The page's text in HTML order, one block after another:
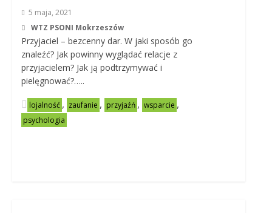
5 maja, 2021
WTZ PSONI Mokrzeszów
Przyjaciel – bezcenny dar. W jaki sposób go
znaleźć? Jak powinny wyglądać relacje z
przyjacielem? Jak ją podtrzymywać i
pielęgnować?…..
lojalność , zaufanie , przyjaźń , wsparcie ,
psychologia